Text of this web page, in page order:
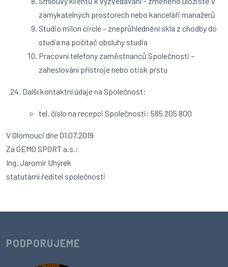
zamykatelných prostorech nebo kanceláři manažerů
Studio milon circle – zneprůhlednění skla z chodby do
studia na počítač obsluhy studia
Pracovní telefony zaměstnanců Společnosti –
zaheslování přístroje nebo otisk prstu
Další kontaktní údaje na Společnost:
tel. číslo na recepci Společnosti: 585 205 800
V Olomouci dne 01.07.2019
Za GEMO SPORT a.s.:
Ing. Jaromír Uhýrek
statutární ředitel společnosti
PODPORUJEME